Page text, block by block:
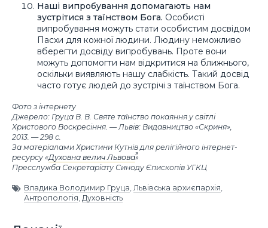
Наші випробування допомагають нам
зустрітися з таїнством Бога. Особисті
випробування можуть стати особистим досвідом
Пасхи для кожної людини. Людину неможливо
вберегти досвіду випробувань. Проте вони
можуть допомогти нам відкритися на ближнього,
оскільки виявляють нашу слабкість. Такий досвід
часто готує людей до зустрічі з таїнством Бога.
Фото з інтернету
Джерело: Груца В. В. Святе таїнство покаяння у світлі
Христового Воскресіння. — Львів: Видавництво «Скриня»,
2013. — 298 с.
За матеріалами Христини Кутнів для релігійного інтернет-
ресурсу «Духовна велич Львова»
Пресслужба Секретаріату Синоду Єпископів УГКЦ
Владика Володимир Груца, Львівська архиєпархія,
Антропологія, Духовність